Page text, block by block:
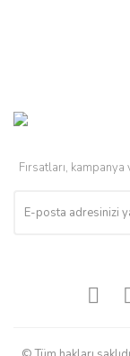
Fırsatları,